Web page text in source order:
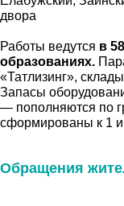
двора
Работы ведутся в
образованиях.
«Татлизинг»,
Запасы
— пополняются по
сформированы к 1
Обращения